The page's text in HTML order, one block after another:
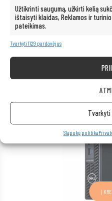
Užtikrinti saugumą, užkirti kelią
ištaisyti klaidas, Reklamos ir
pateikimas.
Tvarkyti 1129 pardavėjus
Slapukų politika
„Dell Optiplex 3080
SSD
Į
Į